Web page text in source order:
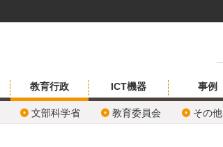
教育行政
文部科学省 教育委員会 その他
ICT機器 事例